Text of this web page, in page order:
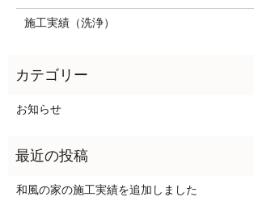
施工実績（洗浄）
お知らせ
和風の家の施工実績を追加しました